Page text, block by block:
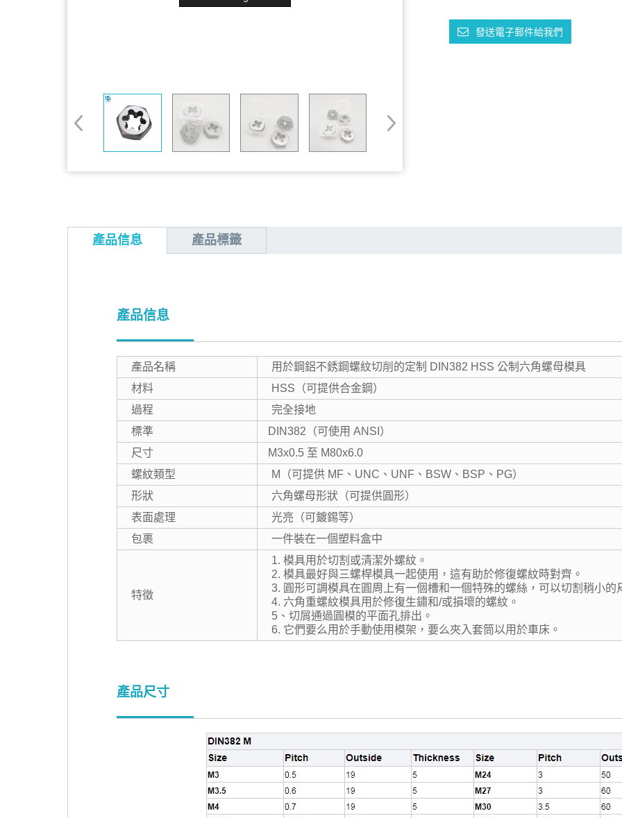
發送電子郵件給我們
產品信息 產品標籤
產品信息
產品名稱
用於鋼鋁不銹鋼螺紋切削的定制 DIN382 HSS 公制六角螺母模具
材料
HSS（可提供合金鋼）
過程
完全接地
標準
DIN382（可使用 ANSI）
尺寸
M3x0.5 至 M80x6.0
螺紋類型
M（可提供 MF、UNC、UNF、BSW、BSP、PG）
形狀
六角螺母形狀（可提供圓形）
表面處理
光亮（可鍍錫等）
包裹
一件裝在一個塑料盒中
特徵
1. 模具用於切割或清潔外螺紋。
2. 模具最好與三螺桿模具一起使用，這有助於修復螺紋時對齊。
3. 圓形可調模具在圓周上有一個槽和一個特殊的螺絲，可以切割稍小的
4. 六角重螺紋模具用於修復生鏽和/或損壞的螺紋。
5、切屑通過圓模的平面孔排出。
6. 它們要么用於手動使用模架，要么夾入套筒以用於車床。
產品尺寸